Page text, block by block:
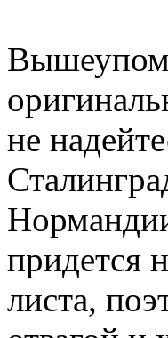
не
придется
листа,